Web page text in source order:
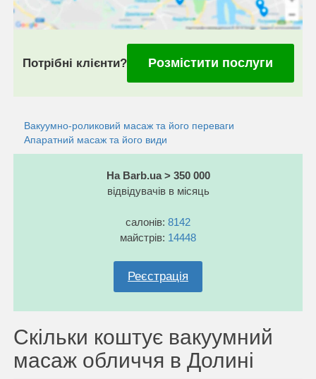
Потрібні клієнти? Розмістити послуги
Вакуумно-роликовий масаж та його переваги
Апаратний масаж та його види
На Barb.ua > 350 000
відвідувачів в місяць
салонів: 8142
майстрів: 14448
Реєстрація
Скільки коштує вакуумний
масаж обличчя в Долині